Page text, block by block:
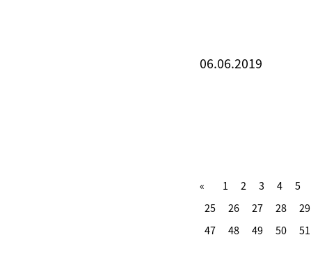
06.06.2019
1 2 3 4 5
25
26 27 28 29
47
48 49 50 51